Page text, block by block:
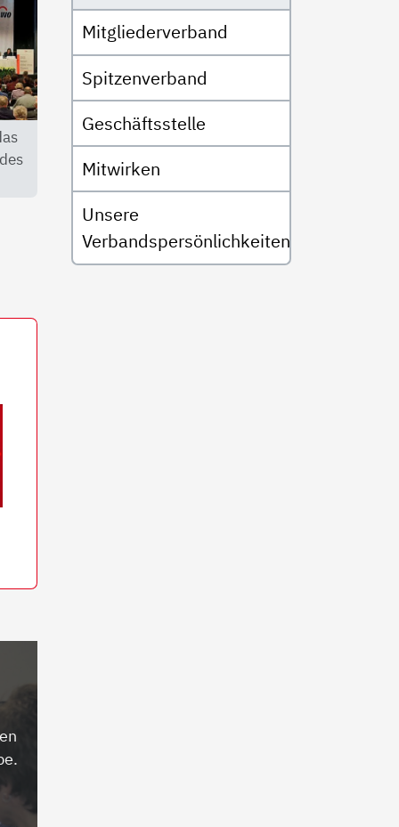
Mitgliederverband
Spitzenverband
Geschäftsstelle
Mitwirken
Unsere
Verbandspersönlichkeiten